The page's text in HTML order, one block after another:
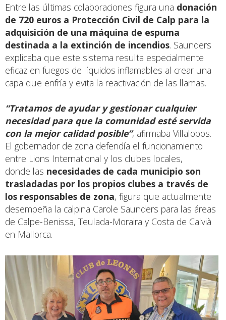
Entre las últimas colaboraciones figura una donación
de 720 euros a Protección Civil de Calp para la
adquisición de una máquina de espuma
destinada a la extinción de incendios. Saunders
explicaba que este sistema resulta especialmente
eficaz en fuegos de líquidos inflamables al crear una
capa que enfría y evita la reactivación de las llamas.
“Tratamos de ayudar y gestionar cualquier
necesidad para que la comunidad esté servida
con la mejor calidad posible”, afirmaba Villalobos.
El gobernador de zona defendía el funcionamiento
entre Lions International y los clubes locales,
donde las necesidades de cada municipio son
trasladadas por los propios clubes a través de
los responsables de zona, figura que actualmente
desempeña la calpina Carole Saunders para las áreas
de Calpe-Benissa, Teulada-Moraira y Costa de Calvià
en Mallorca.